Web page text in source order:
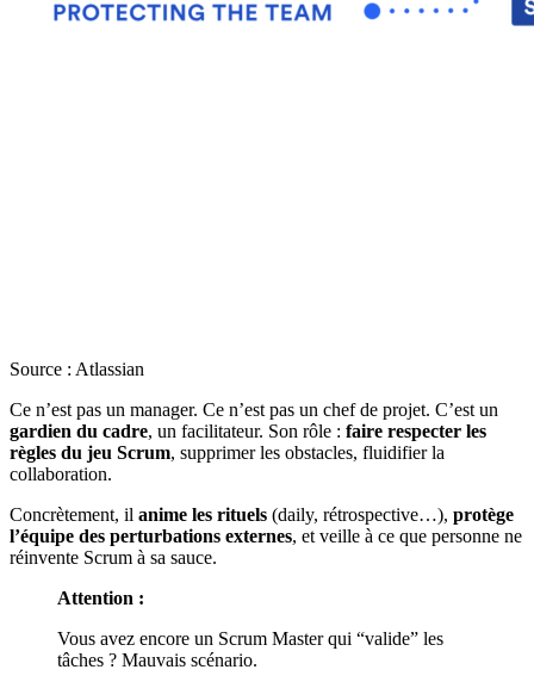
Source : Atlassian
Ce n’est pas un manager. Ce n’est pas un chef de projet. C’est un
gardien du cadre, un facilitateur. Son rôle : faire respecter les
règles du jeu Scrum, supprimer les obstacles, fluidifier la
collaboration.
Concrètement, il anime les rituels (daily, rétrospective…), protège
l’équipe des perturbations externes, et veille à ce que personne ne
réinvente Scrum à sa sauce.
Attention :
Vous avez encore un Scrum Master qui “valide” les
tâches ? Mauvais scénario.